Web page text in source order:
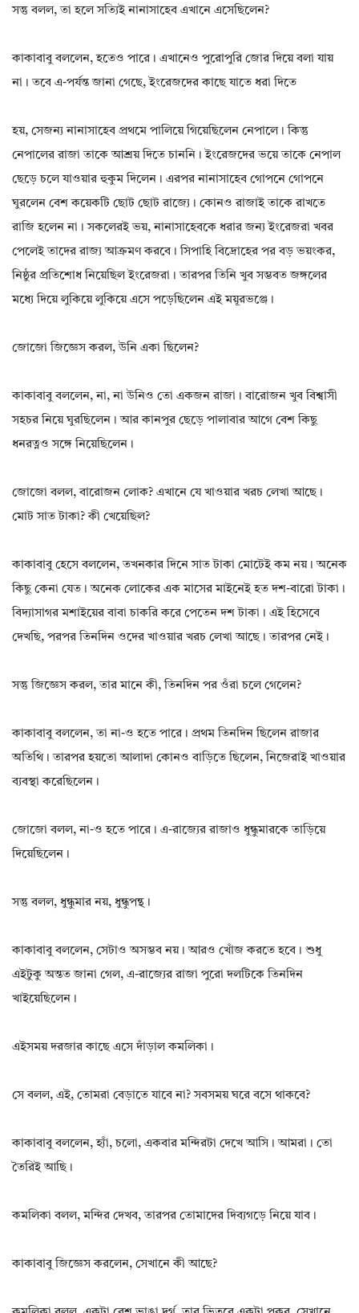
সন্তু বলল, তা হলে সত্যিই নানাসাহেব এখানে এসেছিলেন?
কাকাবাবু বললেন, হতেও পারে। এখানেও পুরোপুরি জোর দিয়ে বলা যায়
না। তবে এ-পর্যন্ত জানা গেছে, ইংরেজদের কাছে যাতে ধরা দিতে
হয়, সেজন্য নানাসাহেব প্রথমে পালিয়ে গিয়েছিলেন নেপালে। কিন্তু
নেপালের রাজা তাকে আশ্রয় দিতে চাননি। ইংরেজদের ভয়ে তাকে নেপাল
ছেড়ে চলে যাওয়ার হুকুম দিলেন। এরপর নানাসাহেব গোপনে গোপনে
ঘুরলেন বেশ কয়েকটি ছোট ছোট রাজ্যে। কোনও রাজাই তাকে রাখতে
রাজি হলেন না। সকলেরই ভয়, নানাসাহেবকে ধরার জন্য ইংরেজরা খবর
পেলেই তাদের রাজ্য আক্রমণ করবে। সিপাহি বিদ্রোহের পর বড় ভয়ংকর,
নিষ্ঠুর প্রতিশোধ নিয়েছিল ইংরেজরা। তারপর তিনি খুব সম্ভবত জঙ্গলের
মধ্যে দিয়ে লুকিয়ে লুকিয়ে এসে পড়েছিলেন এই ময়ূরভঞ্জে।
জোজো জিজ্ঞেস করল, উনি একা ছিলেন?
কাকাবাবু বললেন, না, না উনিও তো একজন রাজা। বারোজন খুব বিশ্বাসী
সহচর নিয়ে ঘুরছিলেন। আর কানপুর ছেড়ে পালাবার আগে বেশ কিছু
ধনরত্নও সঙ্গে নিয়েছিলেন।
জোজো বলল, বারোজন লোক? এখানে যে খাওয়ার খরচ লেখা আছে।
মোট সাত টাকা? কী খেয়েছিল?
কাকাবাবু হেসে বললেন, তখনকার দিনে সাত টাকা মোটেই কম নয়। অনেক
কিছু কেনা যেত। অনেক লোকের এক মাসের মাইনেই হত দশ-বারো টাকা।
বিদ্যাসাগর মশাইয়ের বাবা চাকরি করে পেতেন দশ টাকা। এই হিসেবে
দেখছি, পরপর তিনদিন ওদের খাওয়ার খরচ লেখা আছে। তারপর নেই।
সন্তু জিজ্ঞেস করল, তার মানে কী, তিনদিন পর ওঁরা চলে গেলেন?
কাকাবাবু বললেন, তা না-ও হতে পারে। প্রথম তিনদিন ছিলেন রাজার
অতিথি। তারপর হয়তো আলাদা কোনও বাড়িতে ছিলেন, নিজেরাই খাওয়ার
ব্যবস্থা করেছিলেন।
জোজো বলল, না-ও হতে পারে। এ-রাজ্যের রাজাও ধুন্ধুমারকে তাড়িয়ে
দিয়েছিলেন।
সন্তু বলল, ধুন্ধুমার নয়, ধুন্ধুপন্থ।
কাকাবাবু বললেন, সেটাও অসম্ভব নয়। আরও খোঁজ করতে হবে। শুধু
এইটুকু অন্তত জানা গেল, এ-রাজ্যের রাজা পুরো দলটিকে তিনদিন
খাইয়েছিলেন।
এইসময় দরজার কাছে এসে দাঁড়াল কমলিকা।
সে বলল, এই, তোমরা বেড়াতে যাবে না? সবসময় ঘরে বসে থাকবে?
কাকাবাবু বললেন, হ্যাঁ, চলো, একবার মন্দিরটা দেখে আসি। আমরা। তো
তৈরিই আছি।
কমলিকা বলল, মন্দির দেখব, তারপর তোমাদের দিব্যগড়ে নিয়ে যাব।
কাকাবাবু জিজ্ঞেস করলেন, সেখানে কী আছে?